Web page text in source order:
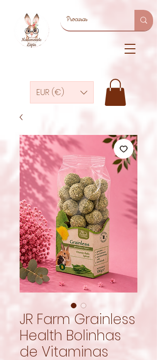
EUR (€)
JR Farm Grainless
Health Bolinhas
de Vitaminas